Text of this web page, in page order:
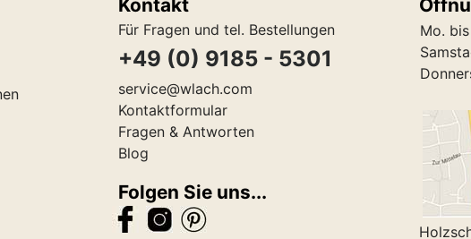
Kontakt
Für Fragen und tel. Bestellungen
+49 (0) 9185 - 5301
service@wlach.com
Kontaktformular
Fragen & Antworten
Blog
Folgen Sie uns...
Mo. bis